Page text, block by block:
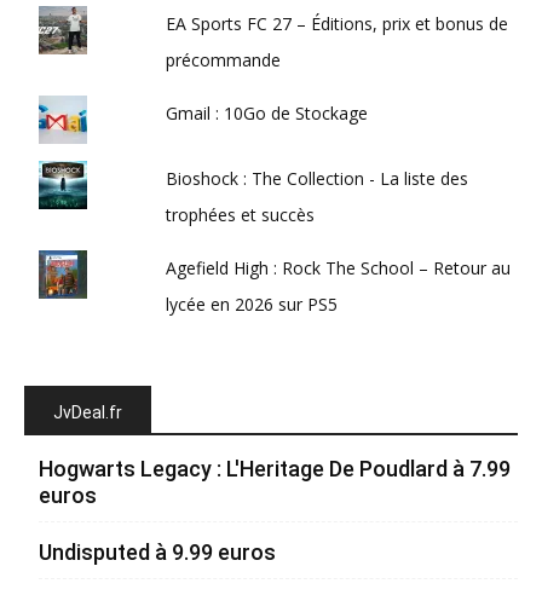
EA Sports FC 27 – Éditions, prix et bonus de
précommande
Gmail : 10Go de Stockage
Bioshock : The Collection - La liste des
trophées et succès
Agefield High : Rock The School – Retour au
lycée en 2026 sur PS5
JvDeal.fr
Hogwarts Legacy : L'Heritage De Poudlard à 7.99
euros
Undisputed à 9.99 euros